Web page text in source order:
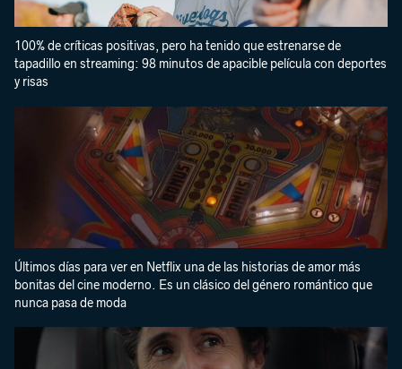
100% de críticas positivas, pero ha tenido que estrenarse de
tapadillo en streaming: 98 minutos de apacible película con deportes
y risas
Últimos días para ver en Netflix una de las historias de amor más
bonitas del cine moderno. Es un clásico del género romántico que
nunca pasa de moda